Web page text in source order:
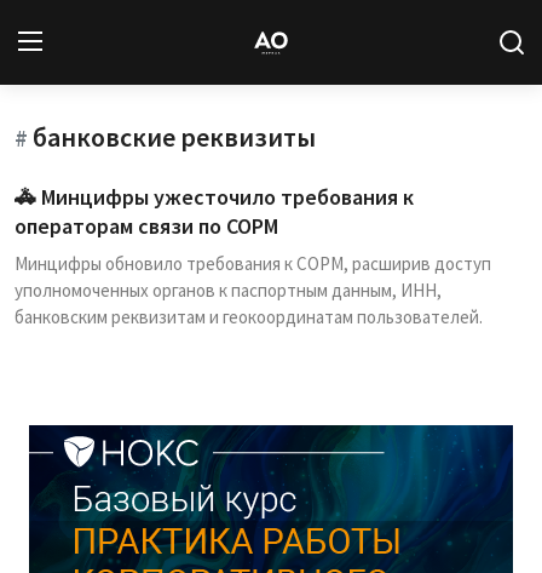
Вход Регистрация
Новости
Статьи
Авторы
База знаний
Подписка
# банковские реквизиты
🚓 Минцифры ужесточило требования к
операторам связи по СОРМ
Минцифры обновило требования к СОРМ, расширив доступ
уполномоченных органов к паспортным данным, ИНН,
банковским реквизитам и геокоординатам пользователей.